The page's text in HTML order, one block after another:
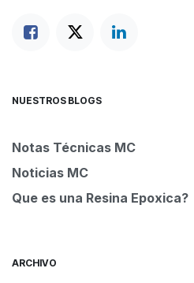
NUESTROS BLOGS
Notas Técnicas MC
Noticias MC
Que es una Resina Epoxica?
ARCHIVO